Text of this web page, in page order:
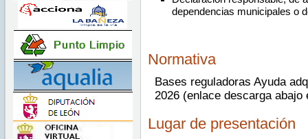
dependencias municipales o
Normativa
Bases reguladoras Ayuda
2026 (enlace descarga abajo
Lugar de presentación